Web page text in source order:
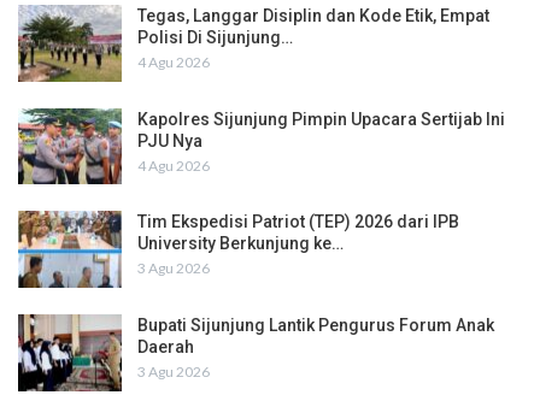
Tegas, Langgar Disiplin dan Kode Etik, Empat
Polisi Di Sijunjung…
4 Agu 2026
Kapolres Sijunjung Pimpin Upacara Sertijab Ini
PJU Nya
4 Agu 2026
Tim Ekspedisi Patriot (TEP) 2026 dari IPB
University Berkunjung ke…
3 Agu 2026
Bupati Sijunjung Lantik Pengurus Forum Anak
Daerah
3 Agu 2026